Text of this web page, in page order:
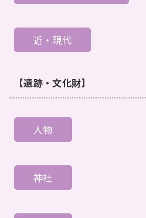
近・現代
【遺跡・文化財】
人物
神社